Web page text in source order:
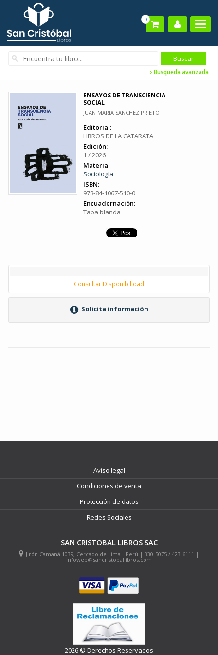
0
Busqueda avanzada
ENSAYOS DE TRANSCIENCIA
SOCIAL
JUAN MARIA SANCHEZ PRIETO
Editorial:
LIBROS DE LA CATARATA
Edición:
1 / 2026
Materia:
Sociología
ISBN:
978-84-1067-510-0
Encuadernación:
Tapa blanda
Consultar Disponibilidad
Solicita información
Aviso legal
Condiciones de venta
Protección de datos
Redes Sociales
SAN CRISTOBAL LIBROS SAC
Jirón Camaná 1039, Cercado de Lima - Perú | 330-5075 / 423-6111 |
infoweb@sancristoballibros.com
2026 © Derechos Reservados